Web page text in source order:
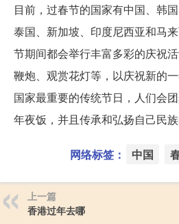
目前，过春节的国家有中国、韩
泰国、新加坡、印度尼西亚和马
节期间都会举行丰富多彩的庆祝
鞭炮、观赏花灯等，以庆祝新的
国家最重要的传统节日，人们会
年夜饭，并且传承和弘扬自己民族
网络标签： 中国
上一篇
香港过年去哪